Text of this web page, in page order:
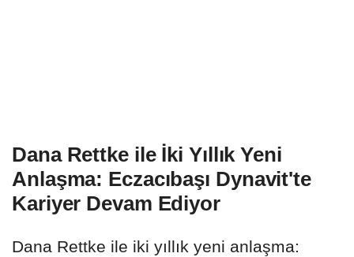
Dana Rettke ile İki Yıllık Yeni
Anlaşma: Eczacıbaşı Dynavit'te
Kariyer Devam Ediyor
Dana Rettke ile iki yıllık yeni anlaşma: